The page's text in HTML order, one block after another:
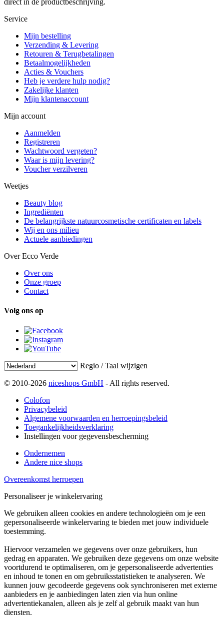
direct in de productbeschrijving.
Service
Mijn bestelling
Verzending & Levering
Retouren & Terugbetalingen
Betaalmogelijkheden
Acties & Vouchers
Heb je verdere hulp nodig?
Zakelijke klanten
Mijn klantenaccount
Mijn account
Aanmelden
Registreren
Wachtwoord vergeten?
Waar is mijn levering?
Voucher verzilveren
Weetjes
Beauty blog
Ingrediënten
De belangrijkste natuurcosmetische certificaten en labels
Wij en ons milieu
Actuele aanbiedingen
Over Ecco Verde
Over ons
Onze groep
Contact
Volg ons op
Regio / Taal wijzigen
© 2010-2026 niceshops GmbH - All rights reserved.
Colofon
Privacybeleid
Algemene voorwaarden en herroepingsbeleid
Toegankelijkheidsverklaring
Instellingen voor gegevensbescherming
Ondernemen
Andere nice shops
Overeenkomst herroepen
Personaliseer je winkelervaring
We gebruiken alleen cookies en andere technologieën om je een
gepersonaliseerde winkelervaring te bieden met jouw individuele
toestemming.
Hiervoor verzamelen we gegevens over onze gebruikers, hun
gedrag en apparaten. We gebruiken deze gegevens om onze website
voortdurend te optimaliseren, om je gepersonaliseerde advertenties
en inhoud te tonen en om gebruiksstatistieken te analyseren. We
kunnen jouw gecodeerde gegevens ook synchroniseren met externe
aanbieders en je aanbiedingen laten zien via hun online
advertentiekanalen, alleen als je zelf al gebruik maakt van hun
diensten.